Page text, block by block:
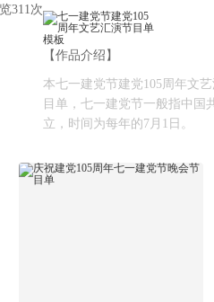
311次
【作品介绍】
本七一建党节建党105周年文
目单，七一建党节一般指中国
立，时间为每年的7月1日。